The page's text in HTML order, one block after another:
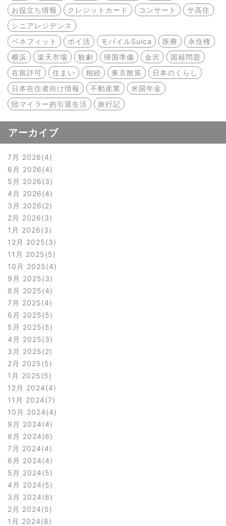
お役立ち情報
クレジットカード コンサート
サ高住
シニアレジデンス
ベネフィット
ポイ活 モバイルSuica 医療
永住権
横浜
楽天市場 観劇 帰国準備 金沢
国籍問題
在留許可
住まい 相続 東京散策
日本のくらし
日本在住者向け情報
不動産業
米国年金
陸マイラー的引退生活
旅行記
アーカイブ
7月 2026 4
6月 2026 4
5月 2026 3
4月 2026 4
3月 2026 2
2月 2026 3
1月 2026 3
12月 2025 3
11月 2025 5
10月 2025 4
9月 2025 3
8月 2025 4
7月 2025 4
6月 2025 5
5月 2025 5
4月 2025 3
3月 2025 2
2月 2025 5
1月 2025 5
12月 2024 4
11月 2024 7
10月 2024 4
9月 2024 4
8月 2024 6
7月 2024 4
6月 2024 4
5月 2024 5
4月 2024 5
3月 2024 6
2月 2024 5
1月 2024 8